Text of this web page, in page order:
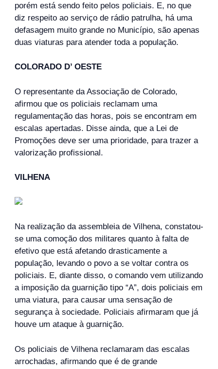
porém está sendo feito pelos policiais. E, no que
diz respeito ao serviço de rádio patrulha, há uma
defasagem muito grande no Município, são apenas
duas viaturas para atender toda a população.
COLORADO D’ OESTE
O representante da Associação de Colorado,
afirmou que os policiais reclamam uma
regulamentação das horas, pois se encontram em
escalas apertadas. Disse ainda, que a Lei de
Promoções deve ser uma prioridade, para trazer a
valorização profissional.
VILHENA
Na realização da assembleia de Vilhena, constatou-
se uma comoção dos militares quanto à falta de
efetivo que está afetando drasticamente a
população, levando o povo a se voltar contra os
policiais. E, diante disso, o comando vem utilizando
a imposição da guarnição tipo “A”, dois policiais em
uma viatura, para causar uma sensação de
segurança à sociedade. Policiais afirmaram que já
houve um ataque à guarnição.
Os policiais de Vilhena reclamaram das escalas
arrochadas, afirmando que é de grande